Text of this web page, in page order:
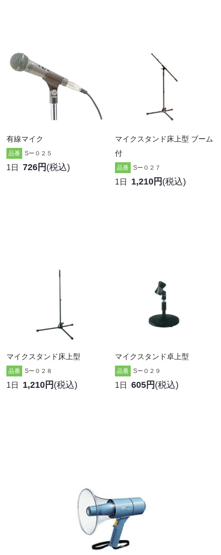
有線マイク
品番 Sー０２５
1日 726円 (税込)
マイクスタンド床上型 ブーム
付
品番 Sー０２７
1日 1,210円 (税込)
マイクスタンド床上型
品番 Sー０２８
1日 1,210円 (税込)
マイクスタンド卓上型
品番 Sー０２９
1日 605円 (税込)